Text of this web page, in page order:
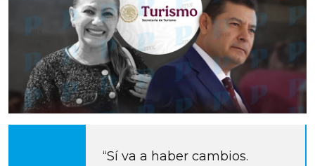
“Sí va a haber cambios.